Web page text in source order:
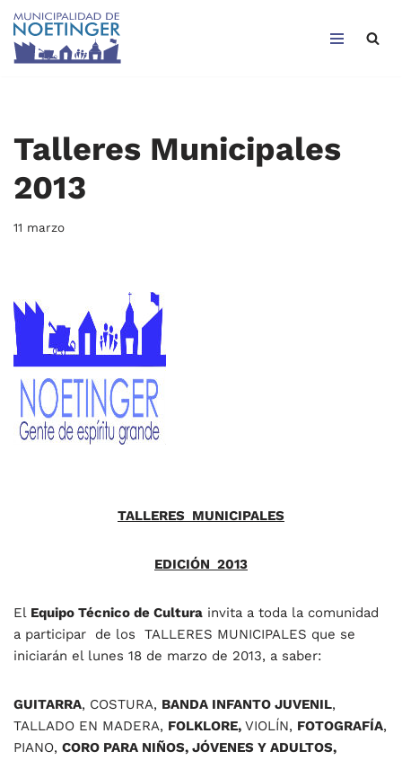
Saltar
Talleres Municipales
2013
11 marzo
TALLERES MUNICIPALES
EDICIÓN 2013
El Equipo Técnico de Cultura invita a toda la comunidad
a participar de los TALLERES MUNICIPALES que se
iniciarán el lunes 18 de marzo de 2013, a saber:
GUITARRA, COSTURA, BANDA INFANTO JUVENIL,
TALLADO EN MADERA, FOLKLORE, VIOLÍN, FOTOGRAFÍA,
PIANO, CORO PARA NIÑOS, JÓVENES Y ADULTOS,